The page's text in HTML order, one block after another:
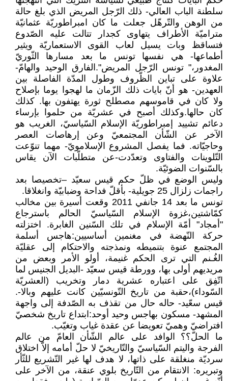
سلطنة الباب العالي- ذلك الرّجل المريض الذي بلغ حالة
من الوهن والتّرهّل جعلت ما كان امبراطوريّة عثمانيّة
متراميّة الأطراف يتهاوى كجدار تتالت عليه الصّدوع
فتساقظ وبات يسيل لعاب القوى الاستعماريّة ويثير
أطماعها- هي نفسها تونس ما بعد مسارها الثّوريّ
المغدور،" تونس الرّجل المريض".الفارق الوحيد والهامّ-
علاوة على تباين الظّروف وطول المدّة الفاصلة بين
العهدين- هو أنّ بايات ذلك الزّمان ما لهجوا يوما بإصلاح
ولا كان في قاموسهم مصطلح ثورة يهتفون بها. كذلك
كان حالها.وكذلك أصبح في عشريّة من حلموا بإرساء
دعائم تشييد إمبراطوريّة الإسلام السّياسيّ، الغريب هو
الآخر عن الشّأن المجتمعيّ وعن إرهاصات العصر
وحاجيّاته. فما يفصل المشروع الإسلامويّ- مهما تنوّعت
التّلوينات والفتاوى وتعدّدت-عن متطلّبات الآن يقاس
بالسّنوات الضوئيّة.
وليس الوضع في ظلّ حكم قيس سعيّد –تخصيصا بعد
راجمات زلزال 25 جويلية- بأقلّ فداحة وضبابيّة وانغلاقا.
تونس ما بعد 14 جانفي 2011 وقعت أسيرة بين مخالب
كمّاشتين،غزوة الإسلام السّياسيّ الحالم باسترجاع
"أمجاد" أمّة الإسلام في تلك السّنين الغابرة. اختزلته
حركة النّهضة في مغنمين أساسيين:هاجس أسلمة
المجتمع عنوة بتنميطه ونمذجته والاحتكام إلى عقليّة
الغُـنم التي ترى الحكم غنيمة، أولو الأمر وبعض من
مريديهم أولى بها، وورطة قيس سعيّد -البديل الجنيس لما
اتّفِق على اعتباره عشرية دمار وتخريب (العشريّة
السّوداء)،حقبة من تاريخ التّونسيّين كانت عليهم وبالا-.
قيس سعّيد- حاله حال من تقذف به الصّدفة إلى واجهة
المشهد- مسكون بهاجس وحيد أوحد:ابتداع تاريخ شخصيّ
افتراضيّ وهميّ تعويضا عن عقدة غياب وتغيّب.
ما الحلّ؟؟ الوافد على عالم الشّأن العامّ من عالم
الفرجة واليتم السّياسيّ والتّاريخيّ لا حلّ أمامه إلاّ اختلاق
سرديّة منغلقة على ذاتها، لا هدف لها غير التّشريع للثّأر
وتبريره: الانتقام من التّاريخ بلوي عنقة، من الآخر على